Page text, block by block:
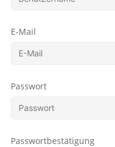
E-Mail
Passwort
Passwortbestätigung